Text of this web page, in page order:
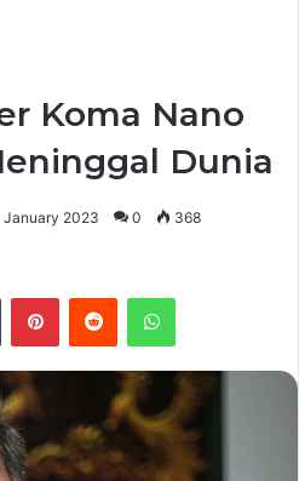
Koma Nano
Dunia
January 2023 0 368